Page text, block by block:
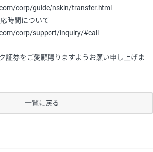
corp/guide/nskin/transfer.html
時間について
corp/support/inquiry/#call
証券をご愛顧賜りますようお願い申し上げま
一覧に戻る